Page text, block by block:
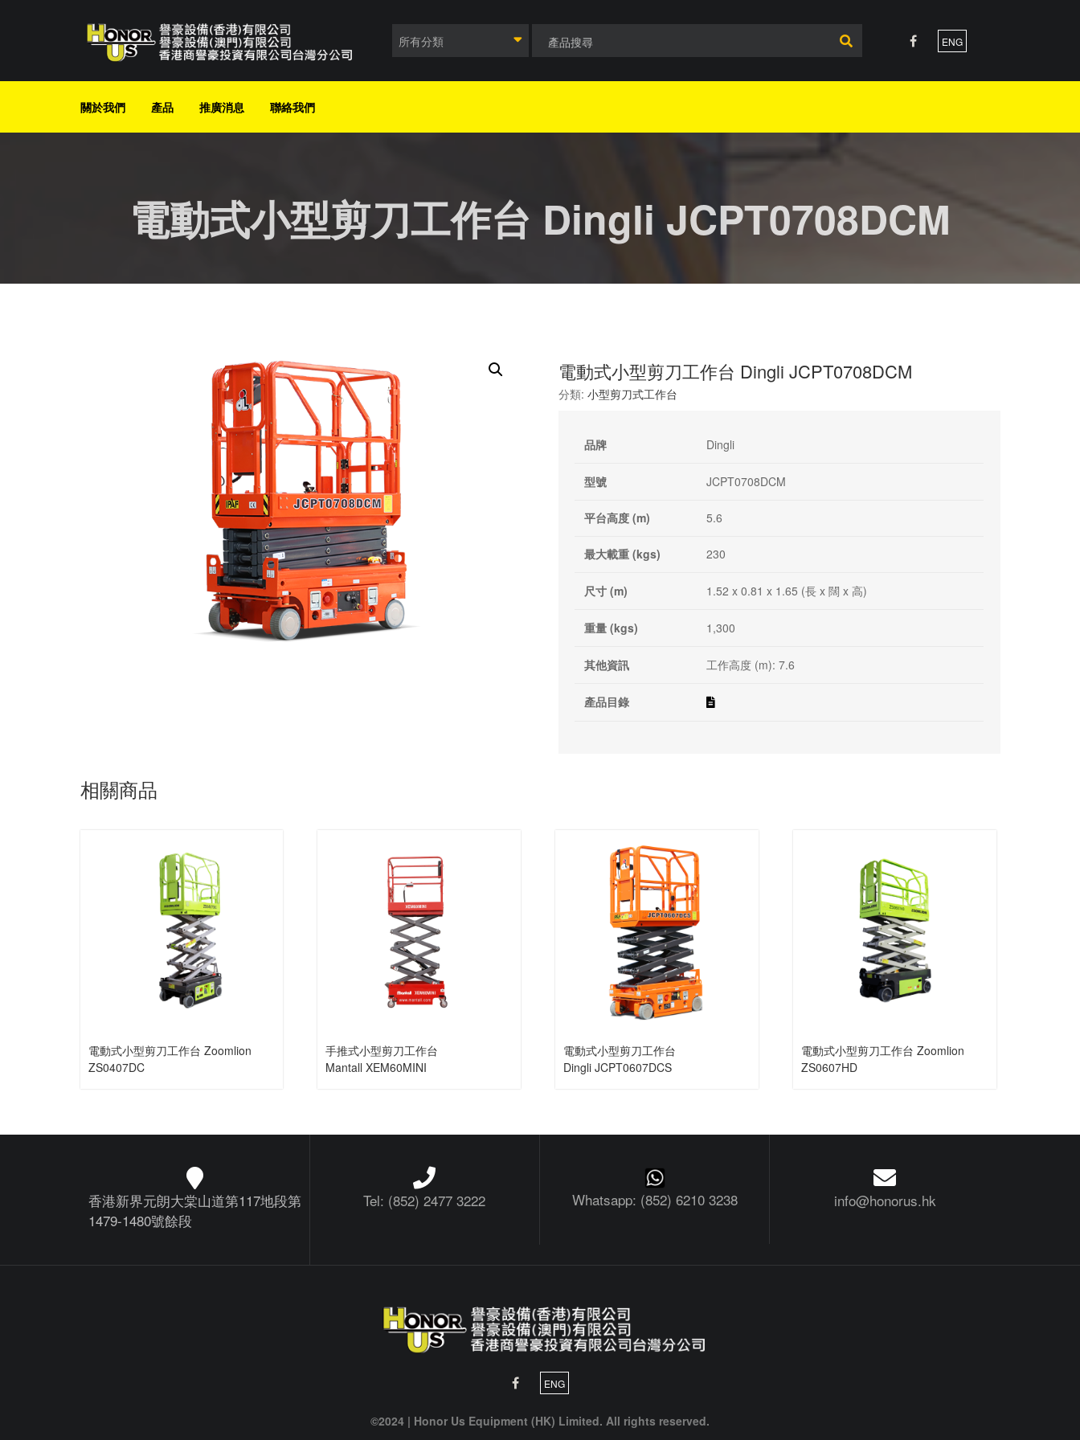
所有分類 ENG
關於我們 產品 推廣消息 聯絡我們
電動式小型剪刀工作台 Dingli JCPT0708DCM
電動式小型剪刀工作台 Dingli JCPT0708DCM
分類: 小型剪刀式工作台
品牌 Dingli
型號 JCPT0708DCM
平台高度 (m) 5.6
最大載重 (kgs) 230
尺寸 (m) 1.52 x 0.81 x 1.65 (長 x 闊 x 高)
重量 (kgs) 1,300
其他資訊 工作高度 (m): 7.6
產品目錄
相關商品
電動式小型剪刀工作台 Zoomlion
ZS0407DC
手推式小型剪刀工作台
Mantall XEM60MINI
電動式小型剪刀工作台
Dingli JCPT0607DCS
電動式小型剪刀工作台 Zoomlion
ZS0607HD
香港新界元朗大棠山道第117地段第
1479-1480號餘段
Tel: (852) 2477 3222 Whatsapp: (852) 6210 3238 info@honorus.hk
ENG
©2024 | Honor Us Equipment (HK) Limited. All rights reserved.